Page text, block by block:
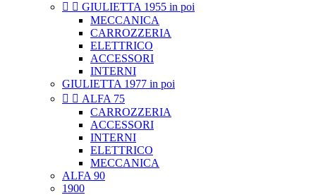
  GIULIETTA 1955 in poi
MECCANICA
CARROZZERIA
ELETTRICO
ACCESSORI
INTERNI
GIULIETTA 1977 in poi
  ALFA 75
CARROZZERIA
ACCESSORI
INTERNI
ELETTRICO
MECCANICA
ALFA 90
1900